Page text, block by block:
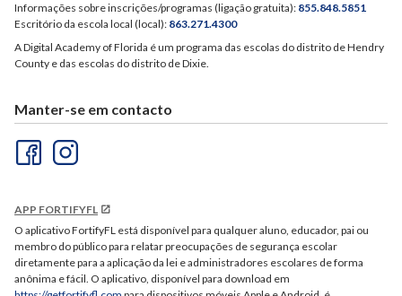
Informações sobre inscrições/programas (ligação gratuita): 855.848.5851
Escritório da escola local (local): 863.271.4300
A Digital Academy of Florida é um programa das escolas do distrito de Hendry
County e das escolas do distrito de Dixie.
Manter-se em contacto
APP FORTIFYFL
O aplicativo FortifyFL está disponível para qualquer aluno, educador, pai ou
membro do público para relatar preocupações de segurança escolar
diretamente para a aplicação da lei e administradores escolares de forma
anônima e fácil. O aplicativo, disponível para download em